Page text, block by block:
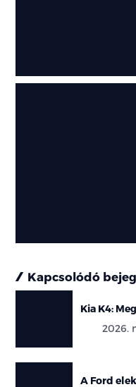
Kapcsolódó
Kia K4:
2026.
A Ford